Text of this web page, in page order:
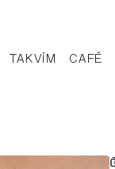
TAKVIM CAFÉ